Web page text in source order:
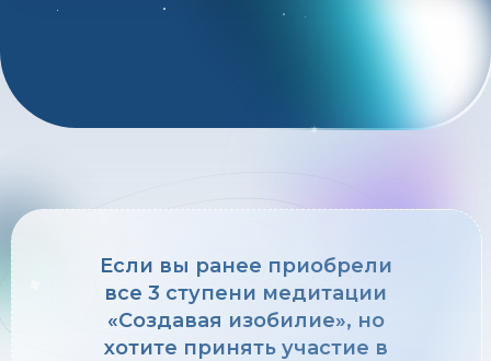
Если вы ранее приобрели
все 3 ступени медитации
«Создавая изобилие», но
хотите принять участие в